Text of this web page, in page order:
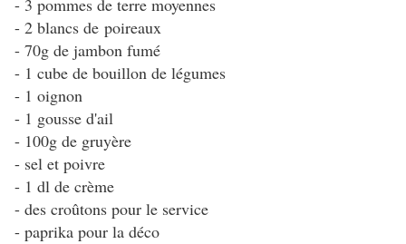
- 3 pommes de terre moyennes
- 2 blancs de poireaux
- 70g de jambon fumé
- 1 cube de bouillon de légumes
- 1 oignon
- 1 gousse d'ail
- 100g de gruyère
- sel et poivre
- 1 dl de crème
- des croûtons pour le service
- paprika pour la déco